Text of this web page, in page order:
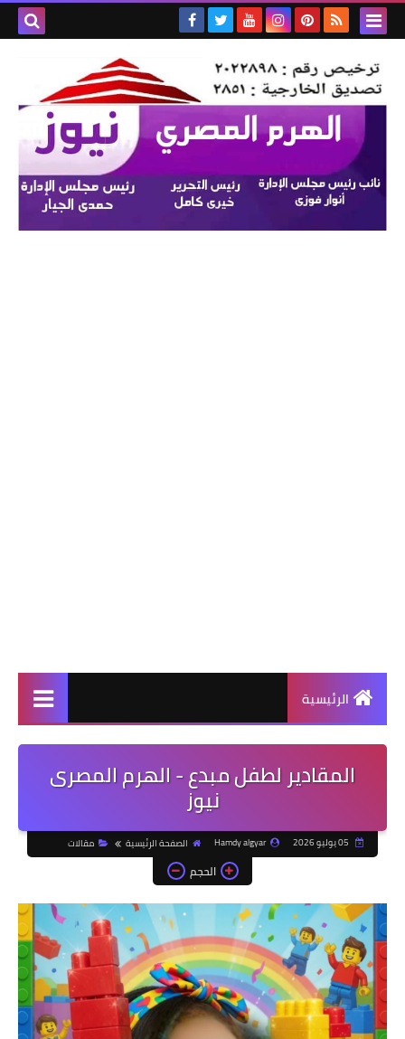
الرئيسية
المقادير لطفل مبدع - الهرم المصرى
نيوز
Hamdy algyar الصفحة الرئيسية مقالات
الحجم